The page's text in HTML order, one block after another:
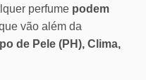
perfume podem
vão além da
de Pele (PH), Clima,